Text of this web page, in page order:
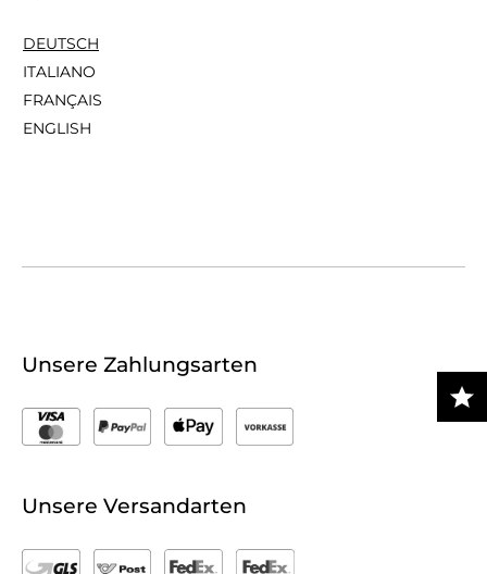
DEUTSCH
ITALIANO
FRANÇAIS
ENGLISH
Unsere Zahlungsarten
Unsere Versandarten